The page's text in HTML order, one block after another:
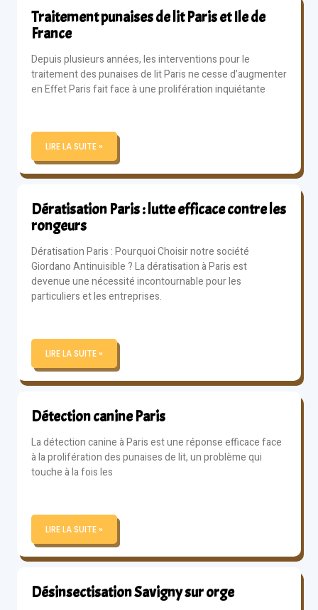
Traitement punaises de lit Paris et Ile de
France
Depuis plusieurs années, les interventions pour le
traitement des punaises de lit Paris ne cesse d’augmenter
en Effet Paris fait face à une prolifération inquiétante
LIRE LA SUITE »
Dératisation Paris : lutte efficace contre les
rongeurs
Dératisation Paris : Pourquoi Choisir notre société
Giordano Antinuisible ? La dératisation à Paris est
devenue une nécessité incontournable pour les
particuliers et les entreprises.
LIRE LA SUITE »
Détection canine Paris
La détection canine à Paris est une réponse efficace face
à la prolifération des punaises de lit, un problème qui
touche à la fois les
LIRE LA SUITE »
Désinsectisation Savigny sur orge